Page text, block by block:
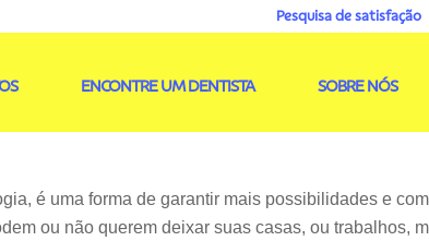
Pesquisa de satisfação
ENCONTRE UM DENTISTA SOBRE NÓS
é uma forma de garantir mais possibilidades e
ou não querem deixar suas casas, ou trabalhos,